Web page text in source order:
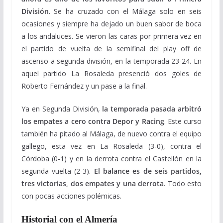
División. Se ha cruzado con el Málaga solo en seis
ocasiones y siempre ha dejado un buen sabor de boca
a los andaluces. Se vieron las caras por primera vez en
el partido de vuelta de la semifinal del play off de
ascenso a segunda división, en la temporada 23-24. En
aquel partido La Rosaleda presenció dos goles de
Roberto Fernández y un pase a la final.
Ya en Segunda División, la temporada pasada arbitró
los empates a cero contra Depor y Racing. Este curso
también ha pitado al Málaga, de nuevo contra el equipo
gallego, esta vez en La Rosaleda (3-0), contra el
Córdoba (0-1) y en la derrota contra el Castellón en la
segunda vuelta (2-3). El balance es de seis partidos,
tres victorias, dos empates y una derrota. Todo esto
con pocas acciones polémicas.
Historial con el Almería